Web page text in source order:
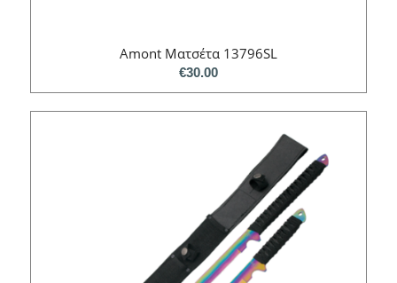
Amont Ματσέτα 13796SL
€30.00